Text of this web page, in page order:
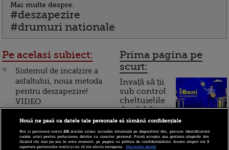
Mai multe despre:
#deszapezire
#drumuri nationale
Pe acelasi subiect:
Sistemul de incalzire a
asfaltului, noua metoda
pentru deszapezire!
VIDEO
Prima pagina pe
scurt:
Invață să ții
sub control
cheltuielile
de sărbători.
Cum
funcționează cardul de
cumpărături
Nouă ne pasă ca datele tale personale să rămână confidențiale
Noi și partenerii noștri201stocăm și/sau accesăm informații pe dispozitivul dvs., precum identificatorii
cookie unici pentru prelucrarea datelor cu caracter personal. Puteți accepta sau gestiona alegerile dvs.
făcând clic mai jos sau în orice moment, pe pagina cu politica de confidențialitate. Aceste alegeri vor fi
raportate partenerilor noștri și nu vă vor afecta navigarea.
Mai multe detalii